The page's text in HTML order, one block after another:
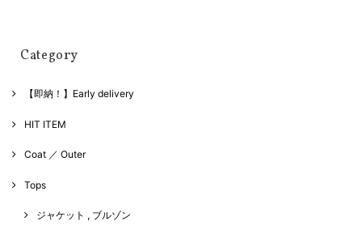
Category
【即納！】Early delivery
HIT ITEM
Coat ／ Outer
Tops
ジャケット , ブルゾン